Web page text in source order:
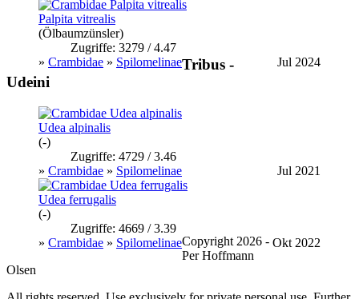
Palpita vitrealis
(Ölbaumzünsler)
Zugriffe: 3279 / 4.47
» Crambidae » Spilomelinae Jul 2024
Tribus -
Udeini
Udea alpinalis
(-)
Zugriffe: 4729 / 3.46
» Crambidae » Spilomelinae Jul 2021
Udea ferrugalis
(-)
Zugriffe: 4669 / 3.39
» Crambidae » Spilomelinae Okt 2022
Copyright 2026 -
Per Hoffmann
Olsen